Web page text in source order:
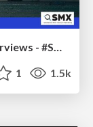
Navigating Algorithm Shifts & AI Overviews - #SMXNext
1 1.5k